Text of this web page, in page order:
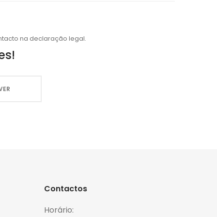
na declaração legal.
Contactos
Horário: